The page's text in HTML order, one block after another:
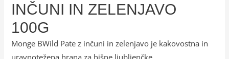
INČUNI IN ZELENJAVO
100G
Monge BWild Pate z inčuni in zelenjavo je kakovostna in
uravnotežena hrana za hišne ljubljenčke.